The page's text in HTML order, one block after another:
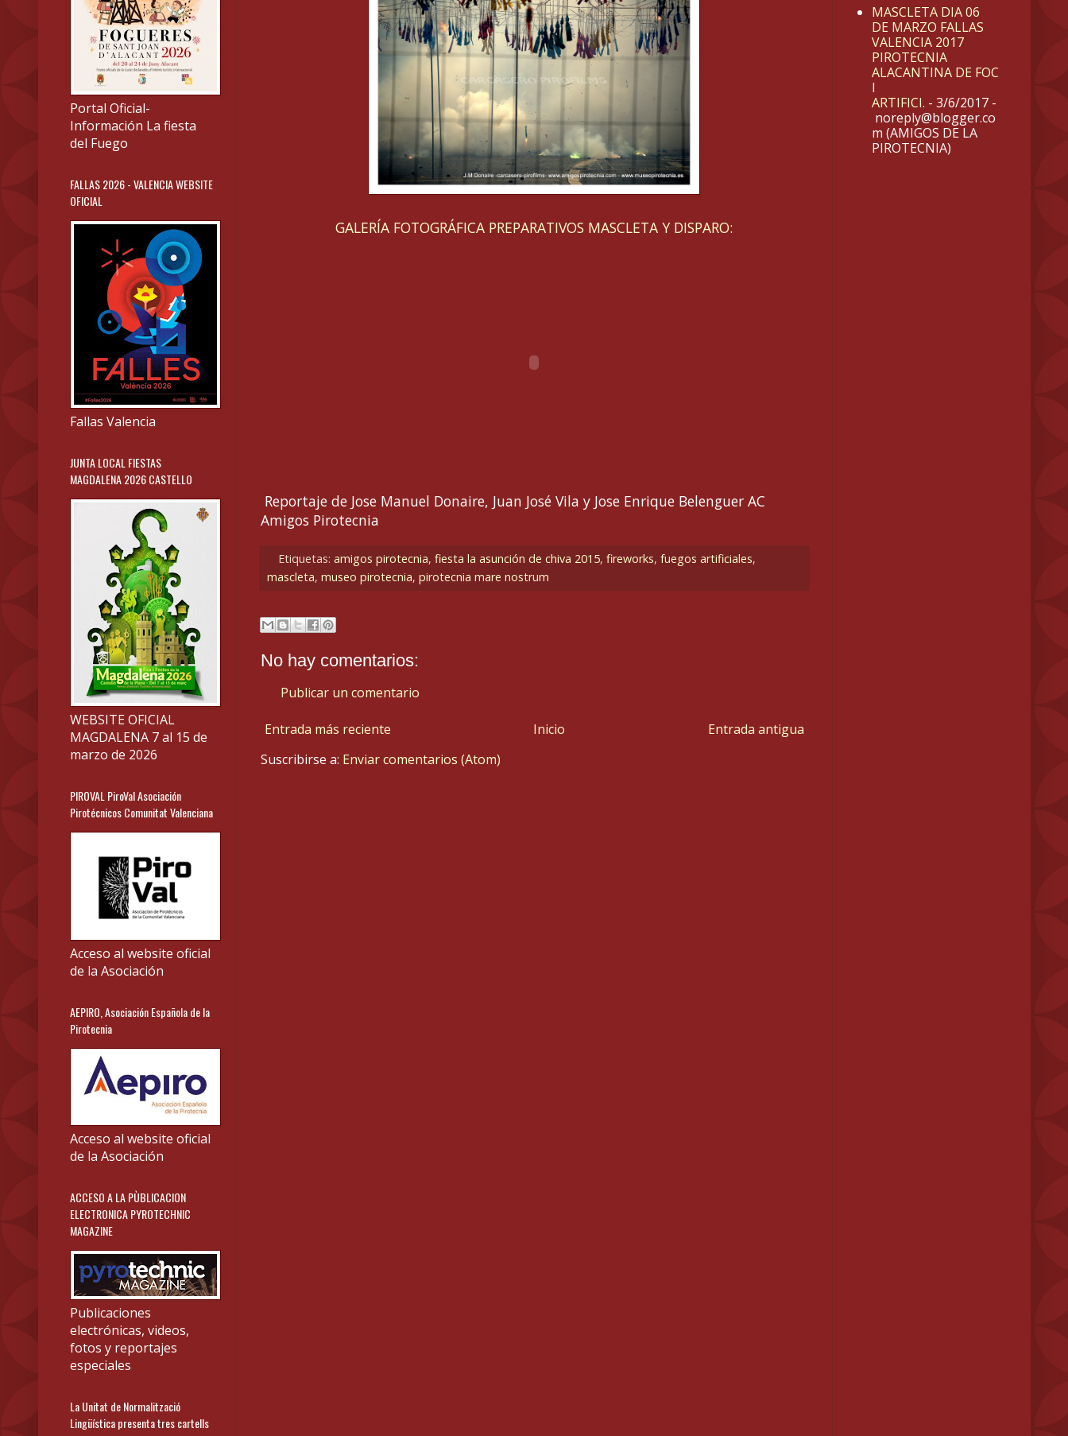
GALERÍA FOTOGRÁFICA PREPARATIVOS MASCLETA Y DISPARO:
Reportaje de Jose Manuel Donaire, Juan José Vila y Jose Enrique Belenguer AC
Amigos Pirotecnia
Etiquetas: amigos pirotecnia, fiesta la asunción de chiva 2015, fireworks, fuegos artificiales,
mascleta, museo pirotecnia, pirotecnia mare nostrum
No hay comentarios:
Publicar un comentario
Entrada más reciente Entrada antigua
Inicio
Suscribirse a: Enviar comentarios (Atom)
Portal Oficial-
Información La fiesta
del Fuego
FALLAS 2026 - VALENCIA WEBSITE
OFICIAL
Fallas Valencia
JUNTA LOCAL FIESTAS
MAGDALENA 2026 CASTELLO
WEBSITE OFICIAL
MAGDALENA 7 al 15 de
marzo de 2026
PIROVAL PiroVal Asociación
Pirotécnicos Comunitat Valenciana
Acceso al website oficial
de la Asociación
AEPIRO, Asociación Española de la
Pirotecnia
Acceso al website oficial
de la Asociación
ACCESO A LA PÙBLICACION
ELECTRONICA PYROTECHNIC
MAGAZINE
Publicaciones
electrónicas, videos,
fotos y reportajes
especiales
La Unitat de Normalització
Lingüística presenta tres cartells
MASCLETA DIA 06
DE MARZO FALLAS
VALENCIA 2017
PIROTECNIA
ALACANTINA DE FOC
I
ARTIFICI. - 3/6/2017-
noreply@blogger.co
m (AMIGOS DE LA
PIROTECNIA)